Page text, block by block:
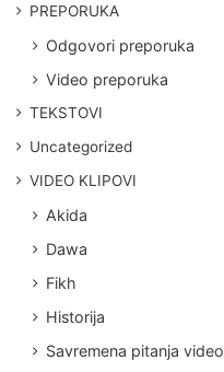
PREPORUKA
Odgovori preporuka
Video preporuka
TEKSTOVI
Uncategorized
VIDEO KLIPOVI
Akida
Dawa
Fikh
Historija
Savremena pitanja video